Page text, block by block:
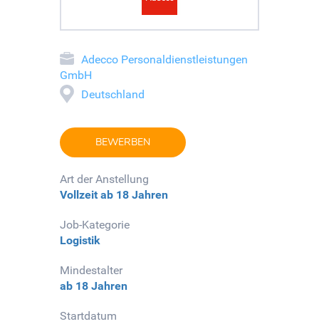
Adecco Personaldienstleistungen
GmbH
Deutschland
BEWERBEN
Art der Anstellung
Vollzeit ab 18 Jahren
Job-Kategorie
Logistik
Mindestalter
ab 18 Jahren
Startdatum